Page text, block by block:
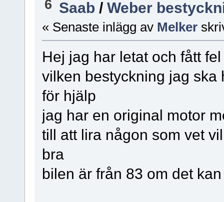
6 Saab /Weber
« Senaste inlägg av Melker
Hej jag har letat och fått
vilken bestyckning jag ska
för hjälp
jag har en original motor
till att lira någon som vet
bra
bilen är från 83 om det